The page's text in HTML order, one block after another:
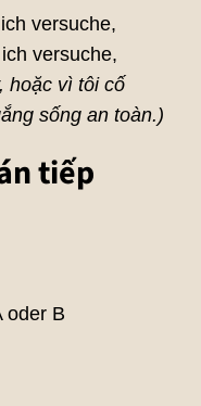
versuche,
versuche,
hoặc vì tôi cố
sống an toàn.)
tiếp
B